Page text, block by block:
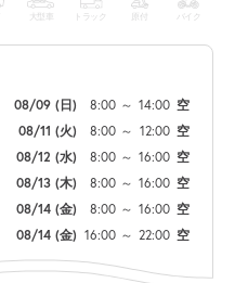
大型車 トラック 原付 バイク
08/09 (日) 8:00 ～ 14:00 空
08/11 (火) 8:00 ～ 12:00 空
08/12 (水) 8:00 ～ 16:00 空
08/13 (木) 8:00 ～ 16:00 空
08/14 (金) 8:00 ～ 16:00 空
08/14 (金) 16:00 ～ 22:00 空